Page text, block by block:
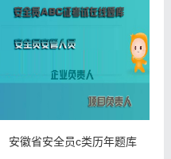
安徽省安全员c类历年题库